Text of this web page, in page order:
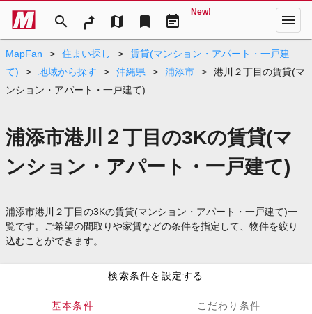
search map bookmark event_note
New! menu
MapFan > 住まい探し >
賃貸(マンション・アパート・一戸建
て)
> 地域から探す > 沖縄県 > 浦添市 >
港川２丁目の賃貸(マ
ンション・アパート・一戸建て)
浦添市港川２丁目の3Kの賃貸(マ
ンション・アパート・一戸建て)
浦添市港川２丁目の3Kの賃貸(マンション・アパート・一戸建て)一
覧です。ご希望の間取りや家賃などの条件を指定して、物件を絞り
込むことができます。
検索条件を設定する
基本条件 こだわり条件